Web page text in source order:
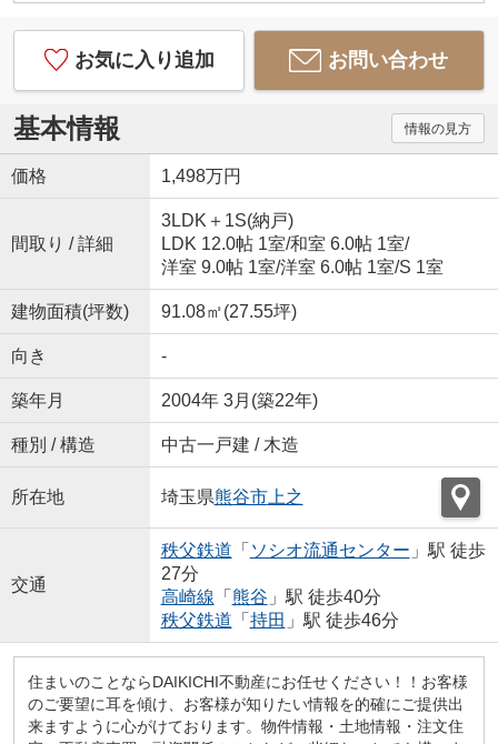
お気に入り追加 お問い合わせ
基本情報 情報の見方
価格 1,498万円
間取り / 詳細
3LDK＋1S(納戸)
LDK 12.0帖 1室/和室 6.0帖 1室/
洋室 9.0帖 1室/洋室 6.0帖 1室/S 1室
建物面積(坪数) 91.08㎡(27.55坪)
向き -
築年月 2004年 3月(築22年)
種別 / 構造 中古一戸建 / 木造
所在地 埼玉県熊谷市上之
交通
秩父鉄道 「 ソシオ流通センター 」駅 徒歩
27分
高崎線 「 熊谷 」駅 徒歩40分
秩父鉄道 「 持田 」駅 徒歩46分
住まいのことならDAIKICHI不動産にお任せください！！お客様
のご要望に耳を傾け、お客様が知りたい情報を的確にご提供出
来ますように心がけております。物件情報・土地情報・注文住